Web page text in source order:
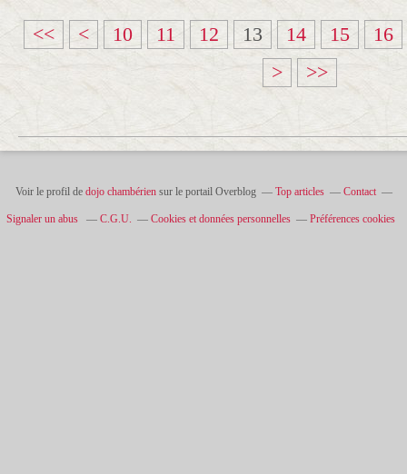
<< < 10 11 12 13 14 15
16
>
>>
Voir le profil de dojo chambériensur le portail Overblog Top articles Contact
Signaler un abus C.G.U. Cookies et données personnelles Préférences cookies